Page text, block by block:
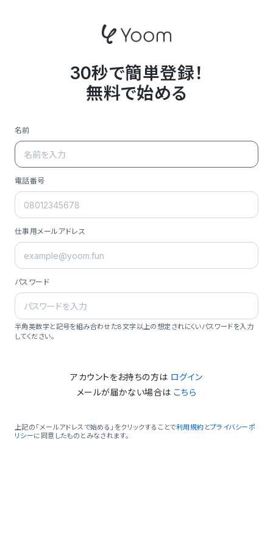
30秒で簡単登録！
無料で始める
名前
電話番号
仕事用メールアドレス
パスワード
半角英数字と記号を組み合わせた8文字以上の想定されにくいパスワードを入力
してください。
アカウントをお持ちの方は ログイン
メールが届かない場合は こちら
上記の「メールアドレスで始める」をクリックすることで利用規約 とプライバシーポ
リシーに同意したものとみなされます。